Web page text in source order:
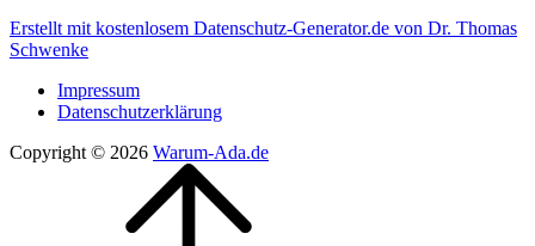
Erstellt mit kostenlosem Datenschutz-Generator.de von Dr. Thomas
Schwenke
Impressum
Datenschutzerklärung
Copyright © 2026 Warum-Ada.de